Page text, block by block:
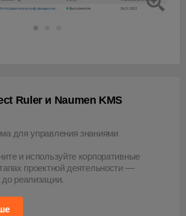
Ruler и Naumen KMS
для управления знаниями
и используйте корпоративные
проектной деятельности —
реализации.